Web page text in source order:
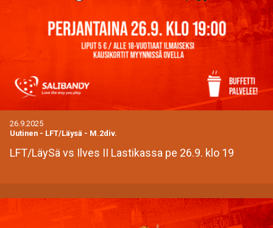
26.9.2025
Uutinen - LFT/Läysä - M.2div.
LFT/LäySä vs Ilves II Lastikassa pe 26.9. klo 19